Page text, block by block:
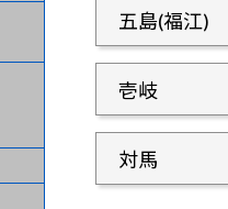
五島(福江)
壱岐
対馬